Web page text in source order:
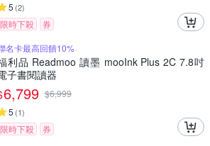
5 (2)
限時下殺 券
名卡最高回饋10%
利品 Readmoo 讀墨 mooInk Plus 2C 7.8吋
子書閱讀器
6,799 $6,999
5 (1)
限時下殺 券